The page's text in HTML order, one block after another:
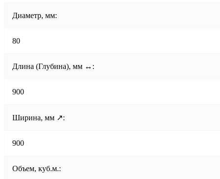
Диаметр, мм:
80
Длина (Глубина), мм ↔:
900
Ширина, мм ↗:
900
Объем, куб.м.: